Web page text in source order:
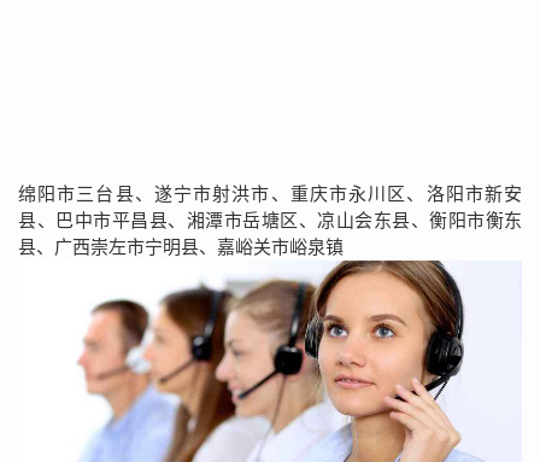
绵阳市三台县、遂宁市射洪市、重庆市永川区、洛阳市新安
县、巴中市平昌县、湘潭市岳塘区、凉山会东县、衡阳市衡东
县、广西崇左市宁明县、嘉峪关市峪泉镇